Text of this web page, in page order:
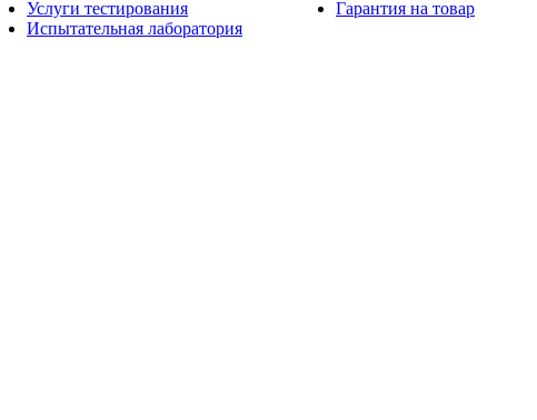
Услуги тестирования
Испытательная лаборатория
Гарантия на товар